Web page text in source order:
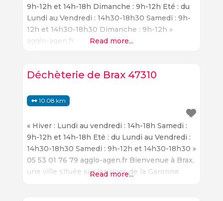
9h-12h et 14h-18h Dimanche : 9h-12h Eté : du
Lundi au Vendredi : 14h30-18h30 Samedi : 9h-
12h et 14h30-18h30 Dimanche : 9h-12h »
agglo-agen.fr
Read more...
Déchèterie de Brax 47310
10.08 km
« Hiver : Lundi au vendredi : 14h-18h Samedi :
9h-12h et 14h-18h Eté : du Lundi au Vendredi :
14h30-18h30 Samedi : 9h-12h et 14h30-18h30 »
05 53 01 76 79 agglo-agen.fr Bienvenue à Brax,
une ville située sur les rives de la Garonne
Read more...